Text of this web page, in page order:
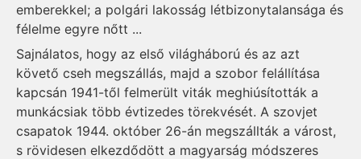
emberekkel; a polgári lakosság létbizonytalansága és
félelme egyre nőtt ...
Sajnálatos, hogy az első világháború és az azt
követő cseh megszállás, majd a szobor felállítása
kapcsán 1941-től felmerült viták meghiúsították a
munkácsiak több évtizedes törekvését. A szovjet
csapatok 1944. október 26-án megszállták a várost,
s rövidesen elkezdődött a magyarság módszeres